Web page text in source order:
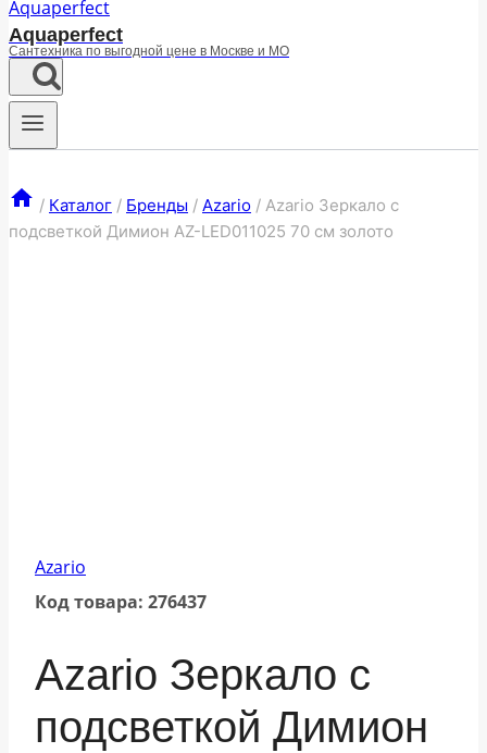
Aquaperfect
Сантехника по выгодной цене в Москве и МО
/ Каталог / Бренды / Azario / Azario Зеркало с
подсветкой Димион АZ-LED011025 70 см золото
Azario
Код товара: 276437
Azario Зеркало с
подсветкой Димион